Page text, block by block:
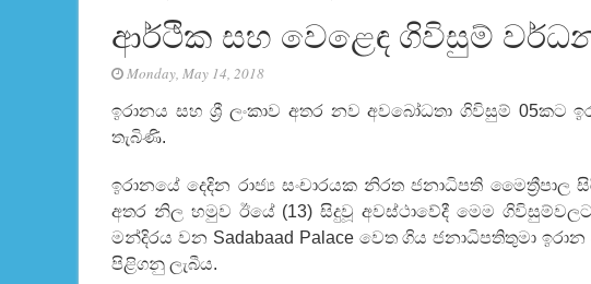
ආර්ථික සහ වෙළෙඳ ගිවිසුම්
Monday, May 14, 2018
ඉරානය සහ ශ්‍රී ලංකාව අතර නව අවබෝධතා ගිවිසුම් 05කට
තැබිණි.
ඉරානයේ දෙදින රාජ්‍ය සංචාරයක නිරත ජනාධිපති
අතර නිල හමුව ඊයේ (13) සිදුවූ අවස්ථාවේදී මෙම
මන්දිරය වන Sadabaad Palace වෙත ගිය ජනාධිපතිතුමා
පිළිගනු ලැබීය.